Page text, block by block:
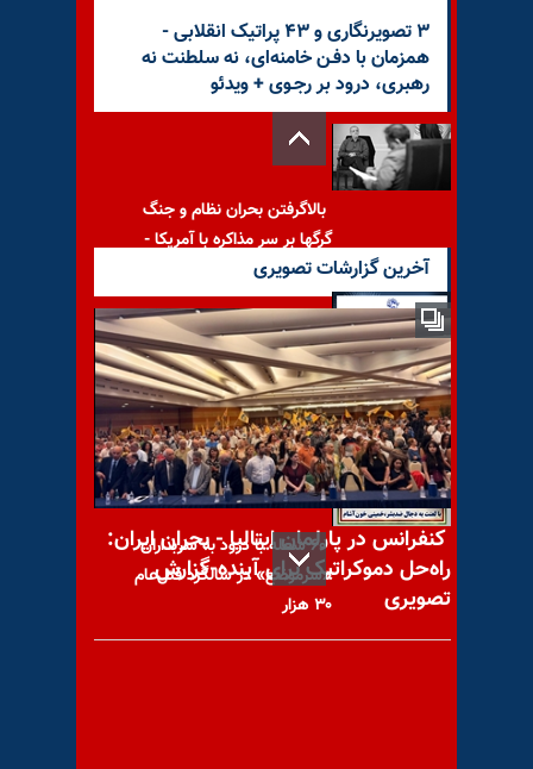
۳ تصویرنگاری و ۴۳ پراتیک انقلابی -
همزمان با دفـن خامنه‌ای، نه سلطنت نه
رهبری، درود بر رجـوی + ویدئو
بالا‌گرفتن بحران نظام و جنگ
گرگها بر سر مذاکره با آمریکا -
شورای ملی مقاومت ایران -
مسئول شورا - تبریک ۳۰ تیر در
۶۰ شعله با درود به سربداران
«سرموضع» در سالگرد قتل‌عام
۳۰ هزار
آخرین گزارشات تصویری
کنفرانس در پارلمان ایتالیا - بحران ایران:
راه‌حل دموکراتیک برای آینده-گزارش
تصویری